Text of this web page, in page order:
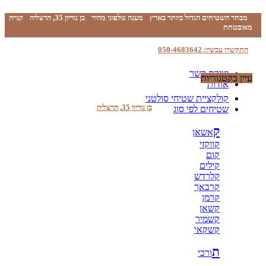
מבחר השטיחים הגדול ביותר בארץ מענה טלפוני מהיר בן גוריון 35, הרצליה
קנייה
מאובטחת
התקשרו עכשיו: 050-4683642
יצירת קשר
אודות
בן גוריון 35, הרצליה
עיין בקטגוריות
קולקציית שטיחי סולטני
שטיחים לפי סוג
קאשאן
קווקזי
קום
קילים
קלרדש
קרבאך
קרמן
קשאן
קשמיר
קשקאי
תורכי